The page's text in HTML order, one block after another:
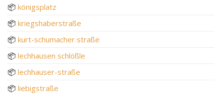
📦 königsplatz
📦 kriegshaberstraße
📦 kurt-schumacher straße
📦 lechhausen schlößle
📦 lechhauser-straße
📦 liebigstraße